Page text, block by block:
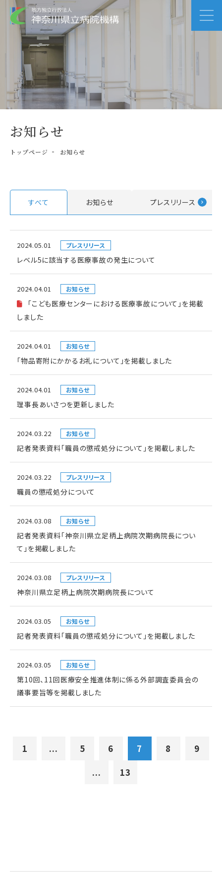
お知らせ
トップページ お知らせ
すべて お知らせ プレスリリース
2024.05.01 プレスリリース
レベル5に該当する医療事故の発生について
2024.04.01 お知らせ
「こども医療センターにおける医療事故について」を掲載
しました
2024.04.01 お知らせ
「物品寄附にかかるお礼について」を掲載しました
2024.04.01 お知らせ
理事長あいさつを更新しました
2024.03.22 お知らせ
記者発表資料「職員の懲戒処分について」を掲載しました
2024.03.22 プレスリリース
職員の懲戒処分について
2024.03.08 お知らせ
記者発表資料「神奈川県立足柄上病院次期病院長につい
て」を掲載しました
2024.03.08 プレスリリース
神奈川県立足柄上病院次期病院長について
2024.03.05 お知らせ
記者発表資料「職員の懲戒処分について」を掲載しました
2024.03.05 お知らせ
第10回、11回医療安全推進体制に係る外部調査委員会の
議事要旨等を掲載しました
1 ... 5 6 7 8
9
...
13